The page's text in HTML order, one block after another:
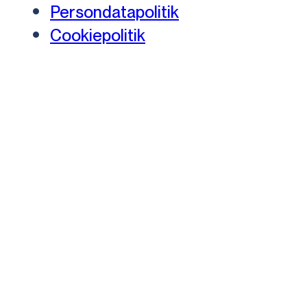
Persondatapolitik
Cookiepolitik